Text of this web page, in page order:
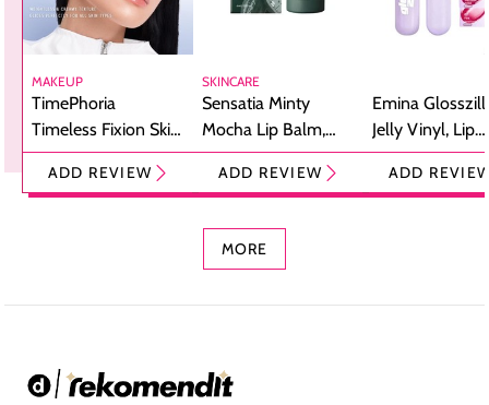
MAKEUP
TimePhoria
Timeless Fixion Skin
Tint Stick,
Foundation dan
ADD REVIEW
SKINCARE
Sensatia Minty
Mocha Lip Balm,
Pelembap Bibir
dengan Aroma
ADD REVIEW
Emina
Jelly Vinyl, Lip
Cream Glossy
Ringan
ADD
MORE